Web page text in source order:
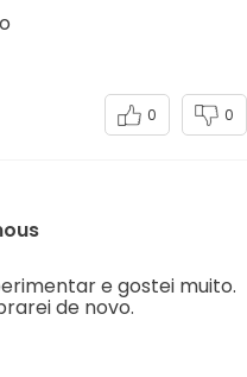
0 0
e gostei muito.
de novo.